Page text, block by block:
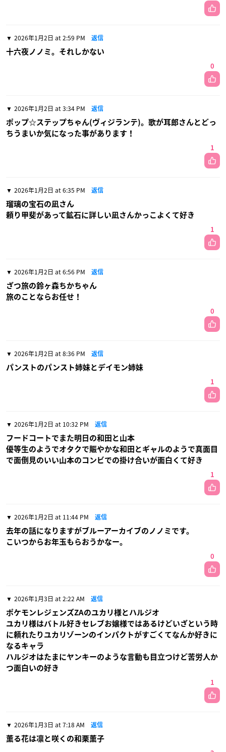
2026年1月2日 at 2:59 PM 返信
十六夜ノノミ。それしかない
0
2026年1月2日 at 3:34 PM 返信
ポップ☆ステップちゃん(ヴィジランテ)。歌が耳郎さんとどっ
ちうまいか気になった事があります！
1
2026年1月2日 at 6:35 PM 返信
瑠璃の宝石の凪さん
頼り甲斐があって鉱石に詳しい凪さんかっこよくて好き
1
2026年1月2日 at 6:56 PM 返信
ざつ旅の鈴ヶ森ちかちゃん
旅のことならお任せ！
0
2026年1月2日 at 8:36 PM 返信
パンストのパンスト姉妹とデイモン姉妹
1
2026年1月2日 at 10:32 PM 返信
フードコートでまた明日の和田と山本
優等生のようでオタクで賑やかな和田とギャルのようで真面目
で面倒見のいい山本のコンビでの掛け合いが面白くて好き
1
2026年1月2日 at 11:44 PM 返信
去年の話になりますがブルーアーカイブのノノミです。
こいつからお年玉もらおうかなー。
0
2026年1月3日 at 2:22 AM 返信
ポケモンレジェンズZAのユカリ様とハルジオ
ユカリ様はバトル好きセレブお嬢様ではあるけどいざという時
に頼れたりユカリゾーンのインパクトがすごくてなんか好きに
なるキャラ
ハルジオはたまにヤンキーのような言動も目立つけど苦労人か
つ面白いの好き
1
2026年1月3日 at 7:18 AM 返信
薫る花は凛と咲くの和栗薫子